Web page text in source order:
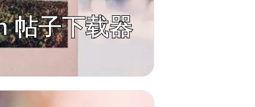
帖子下载器